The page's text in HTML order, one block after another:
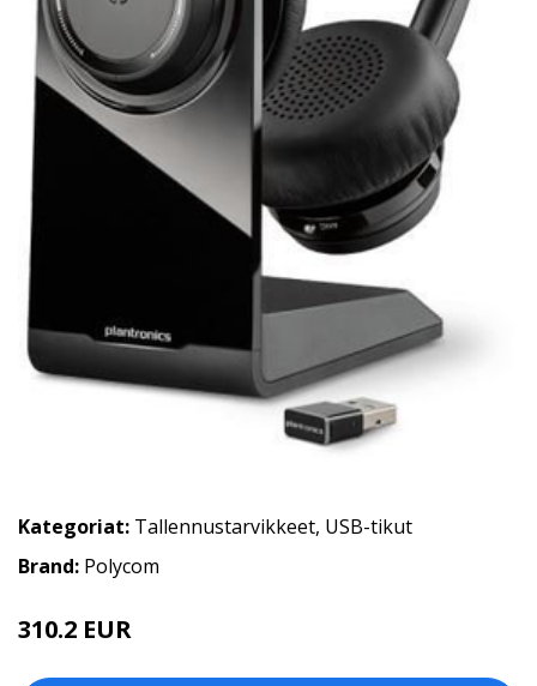
Kategoriat: Tallennustarvikkeet, USB-tikut
Brand: Polycom
310.2 EUR